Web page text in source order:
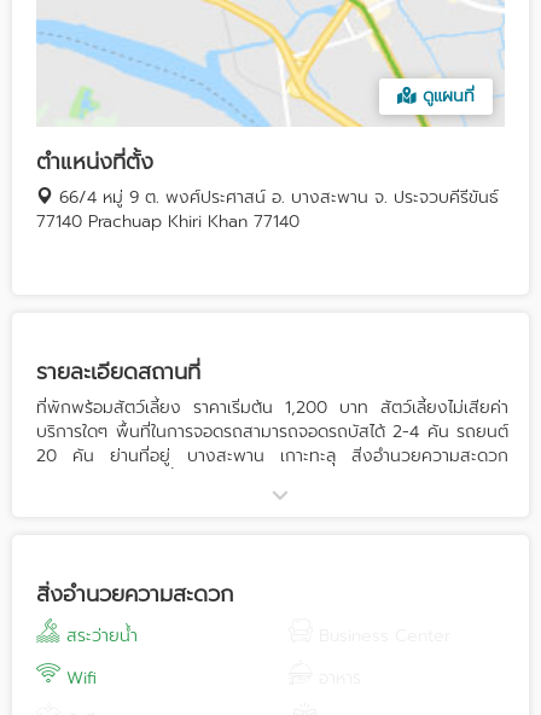
ดูแผนที่
ตำแหน่งที่ตั้ง
66/4 หมู่ 9 ต. พงศ์ประศาสน์ อ. บางสะพาน จ. ประจวบคีรีขันธ์
77140 Prachuap Khiri Khan 77140
รายละเอียดสถานที่
ที่พักพร้อมสัตว์เลี้ยง ราคาเริ่มต้น 1,200 บาท สัตว์เลี้ยงไม่เสียค่า
บริการใดๆ พื้นที่ในการจอดรถสามารถจอดรถบัสได้ 2-4 คัน รถยนต์
20 คัน ย่านที่อยู่ บางสะพาน เกาะทะลุ สิ่งอำนวยความสะดวก
เลี้ยงบริษัท งานสัมมนา งานแต่ง และงานอื่นๆ
- สนามวอลเลย์บอล
- สนามเบตอง
- โต๊ะสนุ๊ก
- คาราโอเกะชายหาด
- ห้องประชุม
สิ่งอำนวยความสะดวก
สระว่ายน้ำ
Wifi